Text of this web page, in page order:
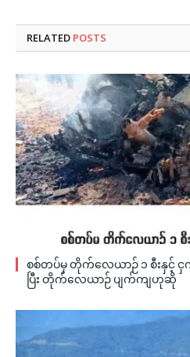
RELATED POSTS
စစ်တပ်မှ တိုက်လေယာဉ် ၁ စီးနှင့်
ပြီး တိုက်လေယာဉ် ပျက်ကျဟုဆို